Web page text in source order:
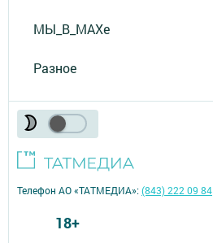
МЫ_В_MAXе
Разное
Телефон АО «ТАТМЕДИА»:(843) 222 09 84
18+